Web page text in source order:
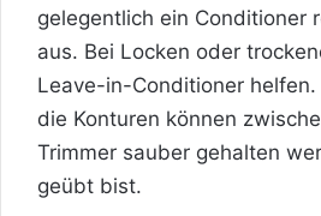
gelegentlich ein Conditioner
aus. Bei Locken oder
Leave-in-Conditioner helfen.
die Konturen können
Trimmer sauber gehalten
geübt bist.